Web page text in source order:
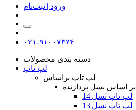
ورود | ثبت‌نام
۰۲۱-۹۱۰۰۷۳۷۴
دسته بندی محصولات
لپ تاپ
لپ تاپ براساس
بر اساس نسل پردازنده
لپ تاپ نسل 14
لپ تاپ نسل 13